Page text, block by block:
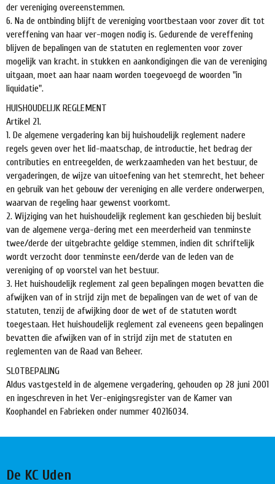
der vereniging overeenstemmen.
6. Na de ontbinding blijft de vereniging voortbestaan voor zover dit tot
vereffening van haar ver-mogen nodig is. Gedurende de vereffening
blijven de bepalingen van de statuten en reglementen voor zover
mogelijk van kracht. in stukken en aankondigingen die van de vereniging
uitgaan, moet aan haar naam worden toegevoegd de woorden "in
liquidatie".
HUISHOUDELIJK REGLEMENT
Artikel 21.
1. De algemene vergadering kan bij huishoudelijk reglement nadere
regels geven over het lid-maatschap, de introductie, het bedrag der
contributies en entreegelden, de werkzaamheden van het bestuur, de
vergaderingen, de wijze van uitoefening van het stemrecht, het beheer
en gebruik van het gebouw der vereniging en alle verdere onderwerpen,
waarvan de regeling haar gewenst voorkomt.
2. Wijziging van het huishoudelijk reglement kan geschieden bij besluit
van de algemene verga-dering met een meerderheid van tenminste
twee/derde der uitgebrachte geldige stemmen, indien dit schriftelijk
wordt verzocht door tenminste een/derde van de Ieden van de
vereniging of op voorstel van het bestuur.
3. Het huishoudelijk reglement zal geen bepalingen mogen bevatten die
afwijken van of in strijd zijn met de bepalingen van de wet of van de
statuten, tenzij de afwijking door de wet of de statuten wordt
toegestaan. Het huishoudelijk reglement zal eveneens geen bepalingen
bevatten die afwijken van of in strijd zijn met de statuten en
reglementen van de Raad van Beheer.
SLOTBEPALING
Aldus vastgesteld in de algemene vergadering, gehouden op 28 juni 2001
en ingeschreven in het Ver-enigingsregister van de Kamer van
Koophandel en Fabrieken onder nummer 40216034.
De KC Uden